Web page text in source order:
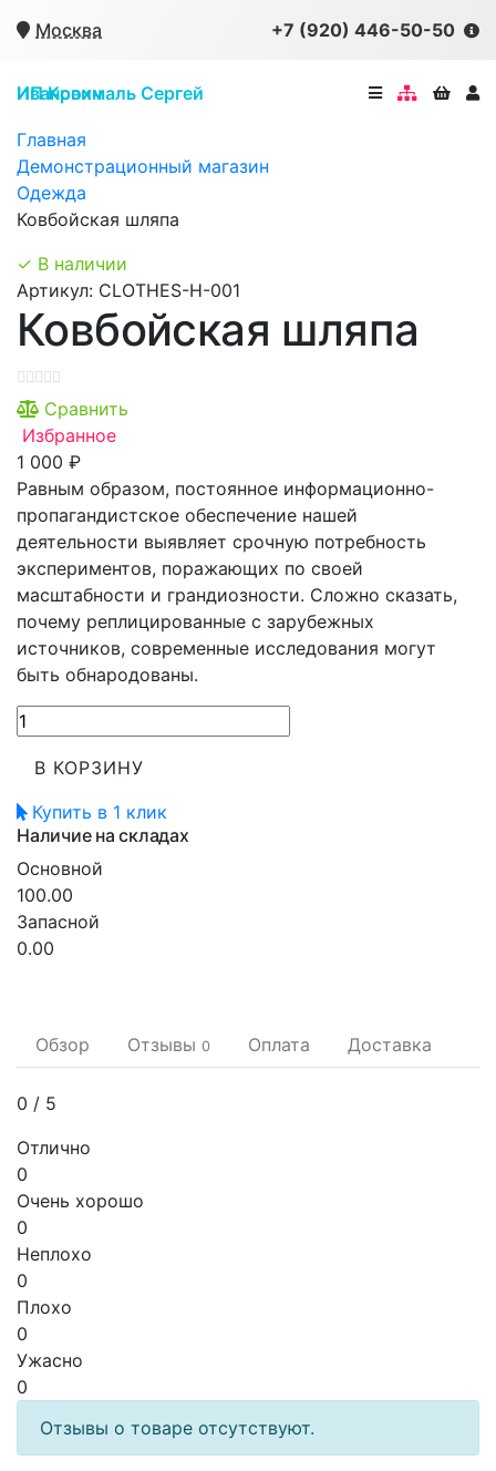
Москва +7 (920) 446-50-50
ИП Крохмаль Сергей Иванович
×
Главная
Демонстрационный магазин
Одежда
Ковбойская шляпа
✓ В наличии
Артикул: CLOTHES-H-001
Ковбойская шляпа
Сравнить
Избранное
1 000 ₽
Равным образом, постоянное информационно-
пропагандистское обеспечение нашей
деятельности выявляет срочную потребность
экспериментов, поражающих по своей
масштабности и грандиозности. Сложно сказать,
почему реплицированные с зарубежных
источников, современные исследования могут
быть обнародованы.
В КОРЗИНУ
Купить в 1 клик
Наличие на складах
Основной
100.00
Запасной
0.00
Обзор Отзывы 0 Оплата Доставка
0 / 5
Отлично
0
Очень хорошо
0
Неплохо
0
Плохо
0
Ужасно
0
Отзывы о товаре отсутствуют.